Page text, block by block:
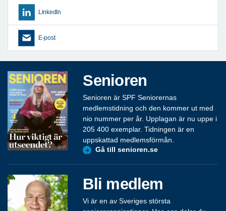
LinkedIn
E-post
Senioren
Senioren är SPF Seniorernas
medlemstidning och den kommer ut med
nio nummer per år. Upplagan är nu uppe i
205 400 exemplar. Tidningen är en
uppskattad medlemsförmån.
Gå till senioren.se
Bli medlem
Vi är en av Sveriges största